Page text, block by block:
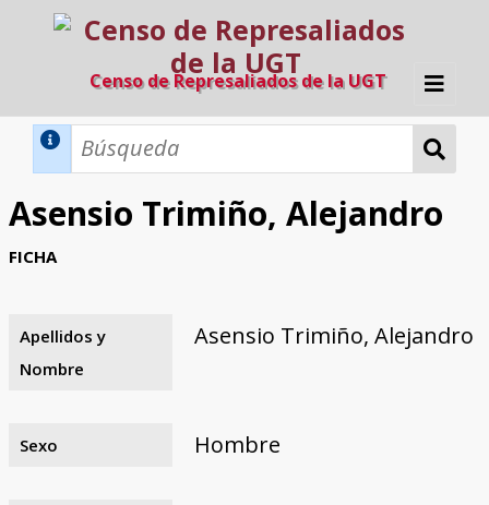
Censo de Represaliados de la UGT
Inicio
Búsqueda Dinámica
Búsqueda Avanzada
Razones y objetivos
El equipo
Colaboradores
Fuentes documentales
Asensio Trimiño, Alejandro
FICHA
Apellidos y
Nombre
Asensio Trimiño, Alejandro
Sexo Hombre